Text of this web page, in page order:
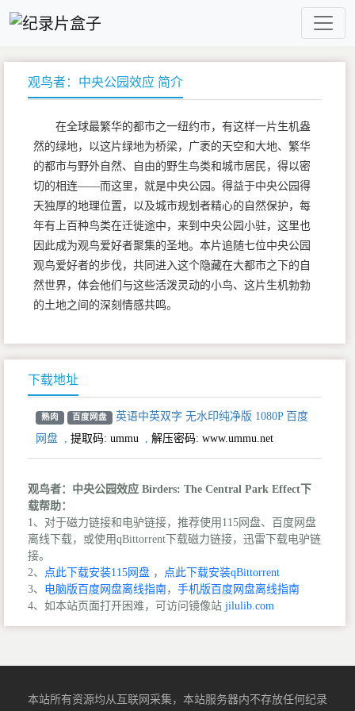
观鸟者：中央公园效应 简介
在全球最繁华的都市之一纽约市，有这样一片生机盎
然的绿地，以这片绿地为桥梁，广袤的天空和大地、繁华
的都市与野外自然、自由的野生鸟类和城市居民，得以密
切的相连——而这里，就是中央公园。得益于中央公园得
天独厚的地理位置，以及城市规划者精心的自然保护，每
年有上百种鸟类在迁徙途中，来到中央公园小驻，这里也
因此成为观鸟爱好者聚集的圣地。本片追随七位中央公园
观鸟爱好者的步伐，共同进入这个隐藏在大都市之下的自
然世界，体会他们与这些活泼灵动的小鸟、这片生机勃勃
的土地之间的深刻情感共鸣。
下载地址
熟肉 百度网盘
英语中英双字 无水印纯净版 1080P 百度
网盘 , 提取码: ummu , 解压密码: www.ummu.net
观鸟者：中央公园效应 Birders: The Central Park Effect下
载帮助：
1、对于磁力链接和电驴链接，推荐使用115网盘、百度网盘
离线下载，或使用qBittorrent下载磁力链接，迅雷下载电驴链
接。
2、 点此下载安装115网盘 ， 点此下载安装qBittorrent
3、 电脑版百度网盘离线指南， 手机版百度网盘离线指南
4、如本站页面打开困难，可访问镜像站 jilulib.com
本站所有资源均从互联网采集，本站服务器内不存放任何纪录